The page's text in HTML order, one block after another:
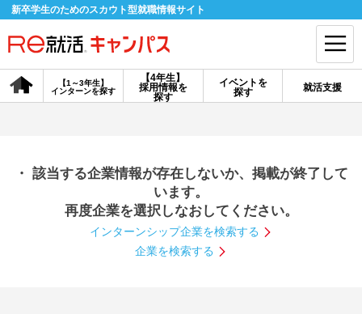
新卒学生のためのスカウト型就職情報サイト
【4年生】
採用情報を
探す
【1～3年生】
インターンを探す
イベントを
探す
就活支援
会員登録 ログイン
探す
【4年生】
説明会を探す
インターンを探す
・ 該当する企業情報が存在しないか、掲載が終了して
います。
再度企業を選択しなおしてください。
インターンシップ企業を検索する
企業を検索する